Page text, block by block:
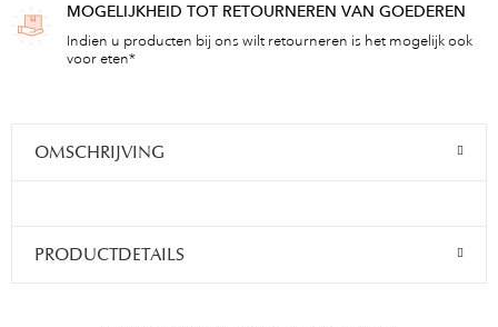
MOGELIJKHEID TOT RETOURNEREN VAN GOEDEREN
Indien u producten bij ons wilt retourneren is het mogelijk ook
voor eten*
OMSCHRIJVING
PRODUCTDETAILS